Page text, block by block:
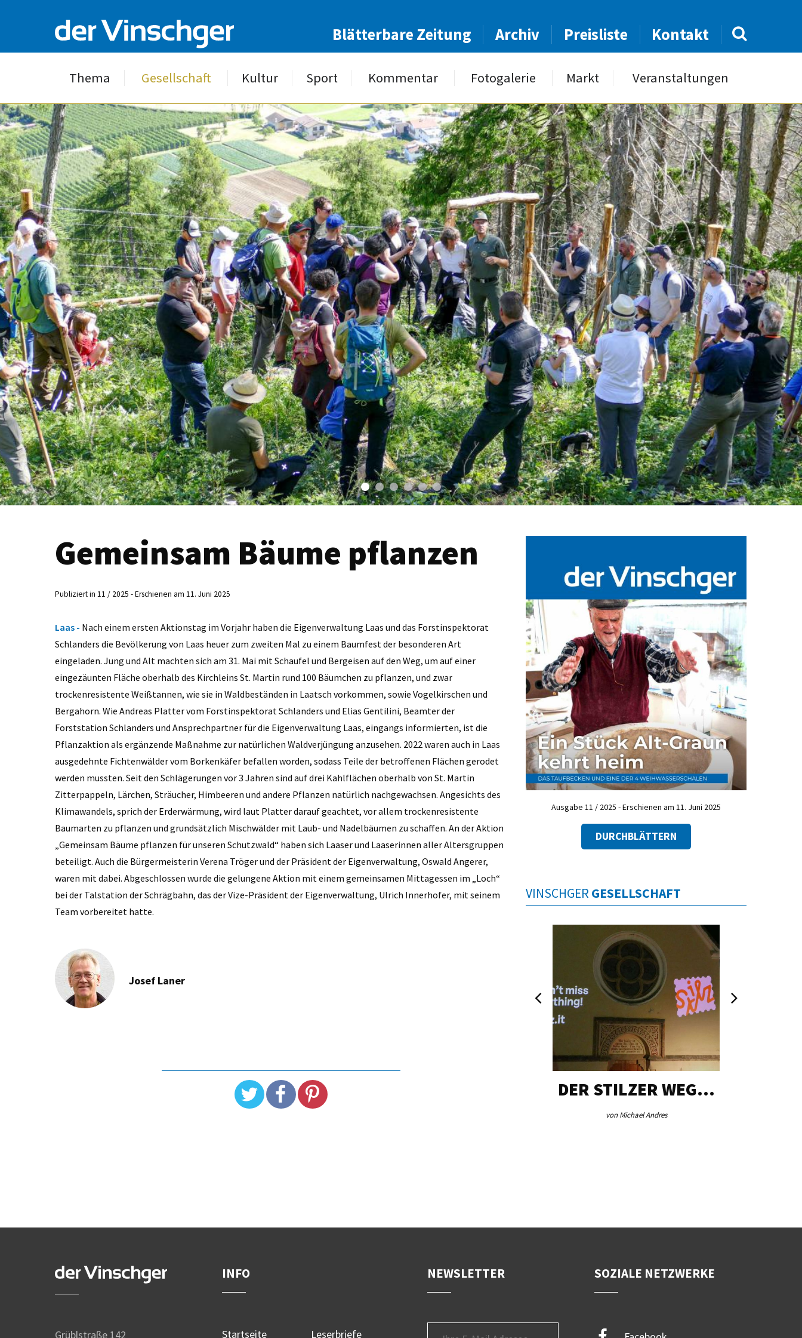
Blätterbare Zeitung Archiv Preisliste Kontakt
Thema Gesellschaft Kultur Sport Kommentar Fotogalerie Markt Veranstaltungen
Gemeinsam Bäume pflanzen
Publiziert in 11 / 2025 - Erschienen am 11. Juni 2025
Laas - Nach einem ersten Aktionstag im Vorjahr haben die Eigenverwaltung Laas und das Forstinspektorat
Schlanders die Bevölkerung von Laas heuer zum zweiten Mal zu einem Baumfest der besonderen Art
eingeladen. Jung und Alt machten sich am 31. Mai mit Schaufel und Bergeisen auf den Weg, um auf einer
eingezäunten Fläche oberhalb des Kirchleins St. Martin rund 100 Bäumchen zu pflanzen, und zwar
trockenresistente Weißtannen, wie sie in Waldbeständen in Laatsch vorkommen, sowie Vogelkirschen und
Bergahorn. Wie Andreas Platter vom Forstinspektorat Schlanders und Elias Gentilini, Beamter der
Forststation Schlanders und Ansprechpartner für die Eigenverwaltung Laas, eingangs informierten, ist die
Pflanzaktion als ergänzende Maßnahme zur natürlichen Waldverjüngung anzusehen. 2022 waren auch in Laas
ausgedehnte Fichtenwälder vom Borkenkäfer befallen worden, sodass Teile der betroffenen Flächen gerodet
werden mussten. Seit den Schlägerungen vor 3 Jahren sind auf drei Kahlflächen oberhalb von St. Martin
Zitterpappeln, Lärchen, Sträucher, Himbeeren und andere Pflanzen natürlich nachgewachsen. Angesichts des
Klimawandels, sprich der Erderwärmung, wird laut Platter darauf geachtet, vor allem trockenresistente
Baumarten zu pflanzen und grundsätzlich Mischwälder mit Laub- und Nadelbäumen zu schaffen. An der Aktion
„Gemeinsam Bäume pflanzen für unseren Schutzwald“ haben sich Laaser und Laaserinnen aller Altersgruppen
beteiligt. Auch die Bürgermeisterin Verena Tröger und der Präsident der Eigenverwaltung, Oswald Angerer,
waren mit dabei. Abgeschlossen wurde die gelungene Aktion mit einem gemeinsamen Mittagessen im „Loch“
bei der Talstation der Schrägbahn, das der Vize-Präsident der Eigenverwaltung, Ulrich Innerhofer, mit seinem
Team vorbereitet hatte.
Josef Laner
Ausgabe 11 / 2025 - Erschienen am 11. Juni 2025
DURCHBLÄTTERN
VINSCHGER GESELLSCHAFT
DER STILZER WEG…
von Michael Andres
Grüblstraße 142
INFO
Startseite Leserbriefe
NEWSLETTER SOZIALE NETZWERKE